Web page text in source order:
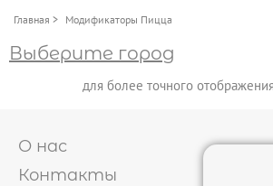
КОНТАКТЫ
Главная > Модификаторы Пицца
Выберите город
для более точного
О нас
Контакты